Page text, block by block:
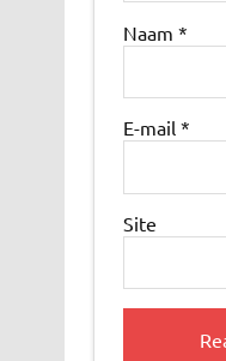
Naam *
E-mail *
Site